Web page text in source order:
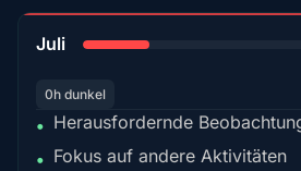
Juli
0h dunkel
• Herausfordernde
• Fokus auf andere Aktivitäten